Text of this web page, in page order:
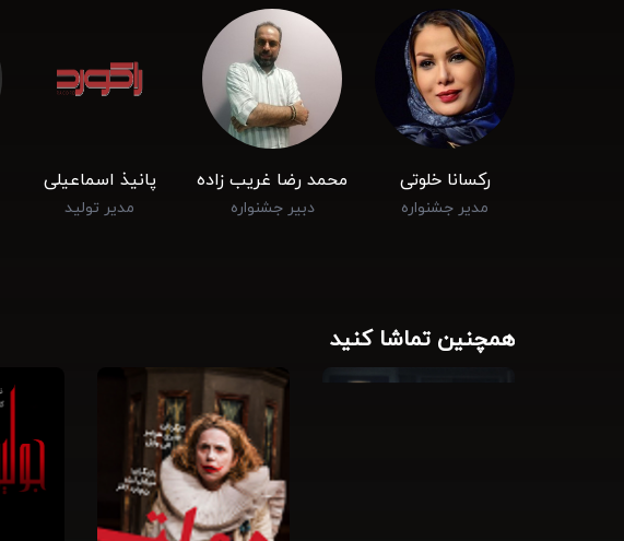
رکسانا خلوتی
مدیر جشنواره
محمد رضا غریب ‌زاده
دبیر جشنواره
پانیذ اسماعیلی
مدیر تولید
همچنین تماشا کنید